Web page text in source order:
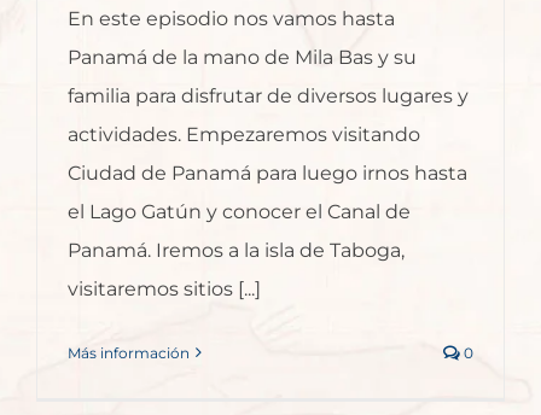
En este episodio nos vamos hasta
Panamá de la mano de Mila Bas y su
familia para disfrutar de diversos lugares y
actividades. Empezaremos visitando
Ciudad de Panamá para luego irnos hasta
el Lago Gatún y conocer el Canal de
Panamá. Iremos a la isla de Taboga,
visitaremos sitios [...]
Más información 0